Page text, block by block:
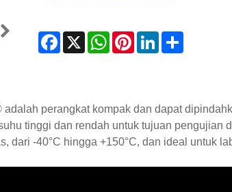
Facebook
X WhatsAppPinterestLinkedInShare
perangkat kompak dan dapat
tinggi dan rendah untuk tujuan pengujian
dari -40°C hingga +150°C, dan ideal untuk